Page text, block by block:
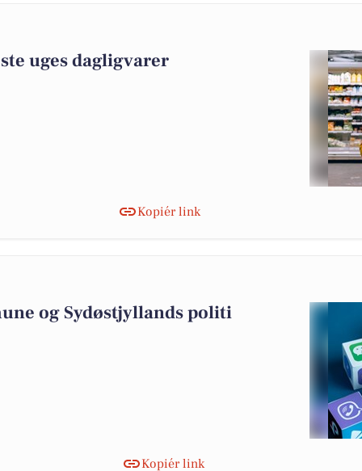
uges dagligvarer
Kopiér link
og Sydøstjyllands politi
Kopiér link